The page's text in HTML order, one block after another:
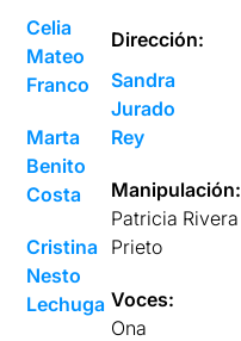
Celia
Mateo
Franco
Marta
Benito
Costa
Cristina
Nesto
Lechuga
Dirección:
Sandra
Jurado
Rey
Manipulación:
Patricia Rivera
Prieto
Voces:
Ona